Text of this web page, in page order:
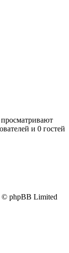
просматривают
и 0 гостей
© phpBB Limited